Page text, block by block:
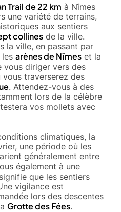
Trail de 22 km à Nîmes
une variété de terrains,
aux sentiers
collines de la ville.
la ville, en passant par
arènes de Nîmes et la
vous diriger vers des
vous traverserez des
. Attendez-vous à des
lors de la célèbre
vos mollets avec
climatiques, la
une période où les
généralement entre
également à une
que les sentiers
vigilance est
lors des descentes
Grotte des Fées.